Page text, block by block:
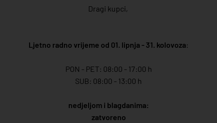
Dragi kupci,
Ljetno radno vrijeme od 01. lipnja - 31. kolovoza:
PON - PET: 08:00 - 17:00 h
SUB: 08:00 - 13:00 h
nedjeljom i blagdanima:
zatvoreno